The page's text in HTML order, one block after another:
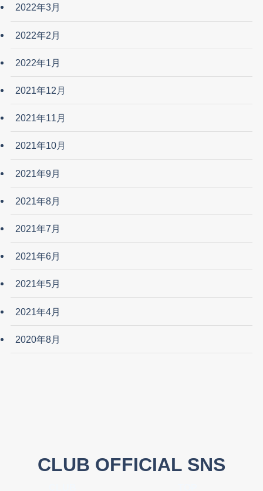
2022年3月
2022年2月
2022年1月
2021年12月
2021年11月
2021年10月
2021年9月
2021年8月
2021年7月
2021年6月
2021年5月
2021年4月
2020年8月
CLUB OFFICIAL SNS